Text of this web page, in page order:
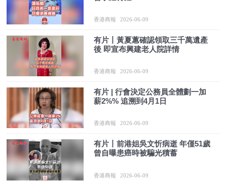
香港商報 2026-06-09
有片丨黃夏蕙確認領取三千萬遺產
後 即宣布興建老人院詳情
香港商報 2026-06-09
有片 | 行會決定公務員全體劃一加
薪2%% 追溯到4月1日
香港商報 2026-06-09
有片丨前港姐吳文忻病逝 年僅51歲
曾自曝患癌時被騙光積蓄
香港商報 2026-06-09